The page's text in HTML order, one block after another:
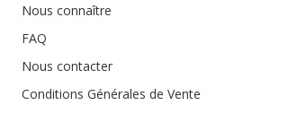
Nous connaître
FAQ
Nous contacter
Conditions Générales de Vente